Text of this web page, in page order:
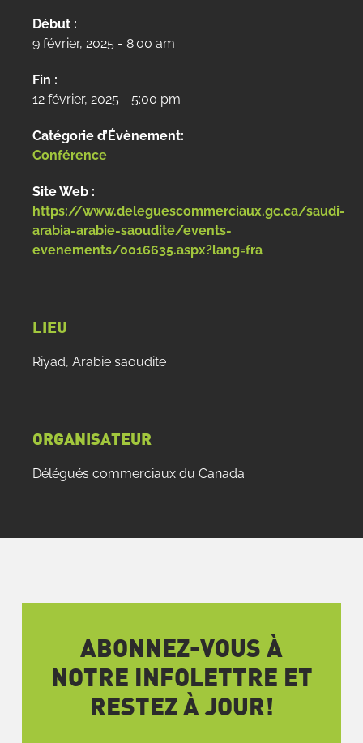
Début :
9 février, 2025 - 8:00 am
Fin :
12 février, 2025 - 5:00 pm
Catégorie d’Évènement:
Conférence
Site Web :
https://www.deleguescommerciaux.gc.ca/saudi-
arabia-arabie-saoudite/events-
evenements/0016635.aspx?lang=fra
LIEU
Riyad, Arabie saoudite
ORGANISATEUR
Délégués commerciaux du Canada
ABONNEZ-VOUS À
NOTRE INFOLETTRE ET
RESTEZ À JOUR!